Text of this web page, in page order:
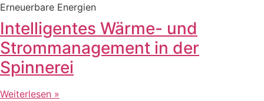
Erneuerbare Energien
Intelligentes Wärme- und
Strommanagement in der
Spinnerei
Weiterlesen »